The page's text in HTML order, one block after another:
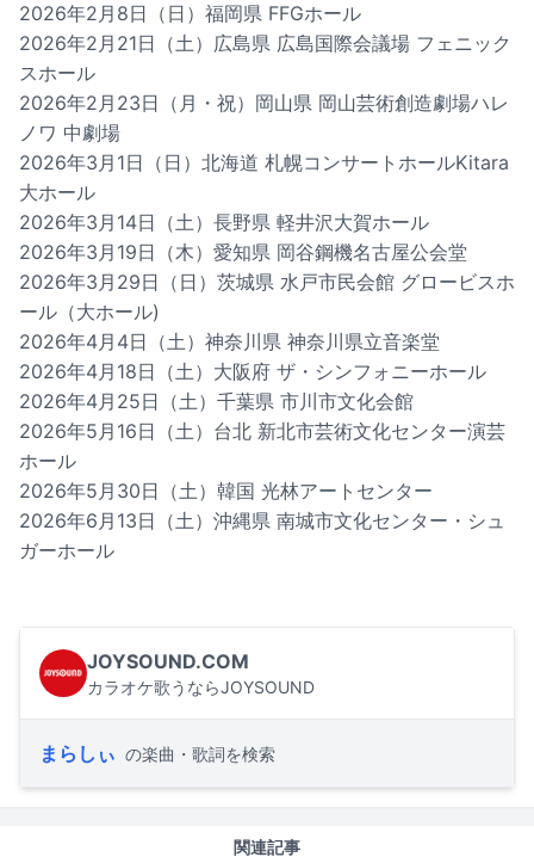
2026年2月8日（日）福岡県 FFGホール
2026年2月21日（土）広島県 広島国際会議場 フェニック
スホール
2026年2月23日（月・祝）岡山県 岡山芸術創造劇場ハレ
ノワ 中劇場
2026年3月1日（日）北海道 札幌コンサートホールKitara
大ホール
2026年3月14日（土）長野県 軽井沢大賀ホール
2026年3月19日（木）愛知県 岡谷鋼機名古屋公会堂
2026年3月29日（日）茨城県 水戸市民会館 グロービスホ
ール（大ホール)
2026年4月4日（土）神奈川県 神奈川県立音楽堂
2026年4月18日（土）大阪府 ザ・シンフォニーホール
2026年4月25日（土）千葉県 市川市文化会館
2026年5月16日（土）台北 新北市芸術文化センター演芸
ホール
2026年5月30日（土）韓国 光林アートセンター
2026年6月13日（土）沖縄県 南城市文化センター・シュ
ガーホール
JOYSOUND.COM
カラオケ歌うならJOYSOUND
まらしぃ の楽曲・歌詞を検索
関連記事